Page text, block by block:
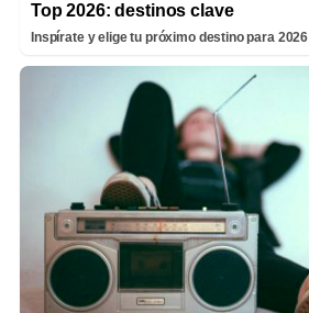
Top 2026: destinos clave
Inspírate y elige tu próximo destino para 2026